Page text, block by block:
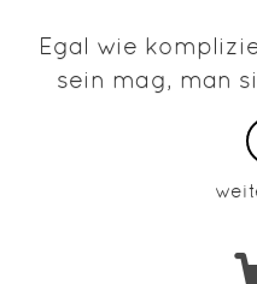
Egal wie
sein mag, man